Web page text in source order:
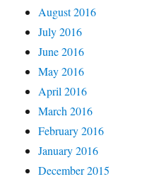
August 2016
July 2016
June 2016
May 2016
April 2016
March 2016
February 2016
January 2016
December 2015